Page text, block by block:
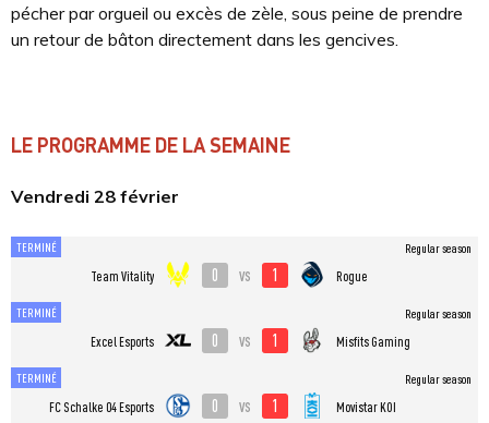
pécher par orgueil ou excès de zèle, sous peine de prendre
un retour de bâton directement dans les gencives.
LE PROGRAMME DE LA SEMAINE
Vendredi 28 février
TERMINÉ
Team Vitality 0 vs 1 Rogue
Regular season
TERMINÉ
Excel Esports 0 vs 1 Misfits Gaming
Regular season
TERMINÉ
FC Schalke 04 Esports 0 vs 1 Movistar KOI
Regular season